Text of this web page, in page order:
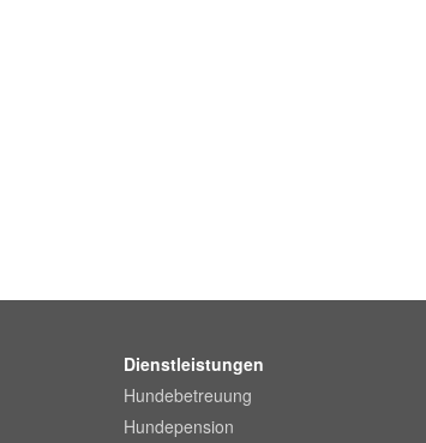
Dienstleistungen
Hundebetreuung
Hundepension